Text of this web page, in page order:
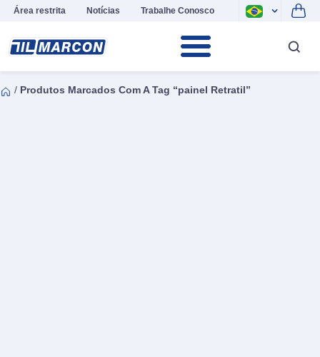
Área restrita Notícias Trabalhe Conosco
/ Produtos Marcados Com A Tag “painel Retratil”